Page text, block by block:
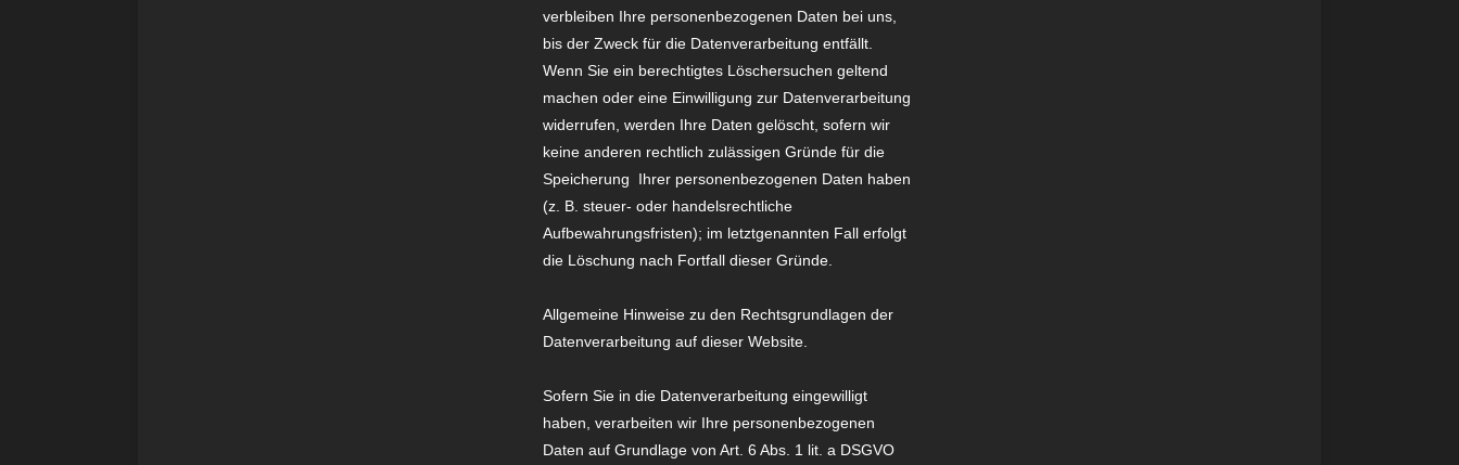
verbleiben Ihre personenbezogenen Daten bei uns,
bis der Zweck für die Datenverarbeitung entfällt.
Wenn Sie ein berechtigtes Löschersuchen geltend
machen oder eine Einwilligung zur Datenverarbeitung
widerrufen, werden Ihre Daten gelöscht, sofern wir
keine anderen rechtlich zulässigen Gründe für die
Speicherung Ihrer personenbezogenen Daten haben
(z. B. steuer- oder handelsrechtliche
Aufbewahrungsfristen); im letztgenannten Fall erfolgt
die Löschung nach Fortfall dieser Gründe.
Allgemeine Hinweise zu den Rechtsgrundlagen der
Datenverarbeitung auf dieser Website.
Sofern Sie in die Datenverarbeitung eingewilligt
haben, verarbeiten wir Ihre personenbezogenen
Daten auf Grundlage von Art. 6 Abs. 1 lit. a DSGVO